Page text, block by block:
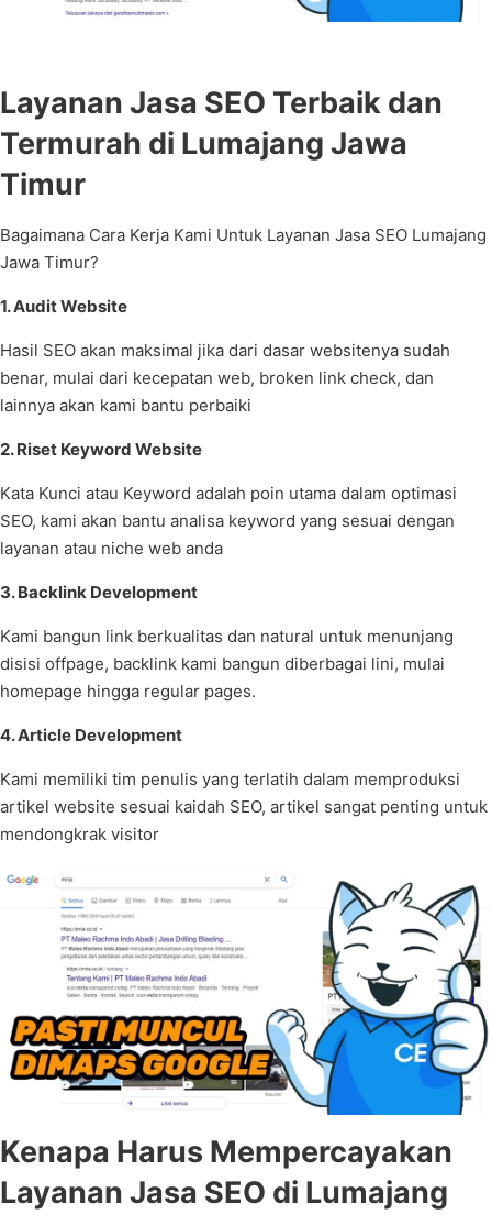
Layanan Jasa SEO Terbaik dan
Termurah di Lumajang Jawa
Timur
Bagaimana Cara Kerja Kami Untuk Layanan Jasa SEO Lumajang
Jawa Timur?
1. Audit Website
Hasil SEO akan maksimal jika dari dasar websitenya sudah
benar, mulai dari kecepatan web, broken link check, dan
lainnya akan kami bantu perbaiki
2. Riset Keyword Website
Kata Kunci atau Keyword adalah poin utama dalam optimasi
SEO, kami akan bantu analisa keyword yang sesuai dengan
layanan atau niche web anda
3. Backlink Development
Kami bangun link berkualitas dan natural untuk menunjang
disisi offpage, backlink kami bangun diberbagai lini, mulai
homepage hingga regular pages.
4. Article Development
Kami memiliki tim penulis yang terlatih dalam memproduksi
artikel website sesuai kaidah SEO, artikel sangat penting untuk
mendongkrak visitor
Kenapa Harus Mempercayakan
Layanan Jasa SEO di Lumajang